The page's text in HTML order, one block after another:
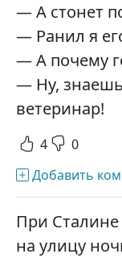
— А стонет
— Ранил я
— А почему
— Ну,
ветеринар!
4 0
Добавить
При
на улицу